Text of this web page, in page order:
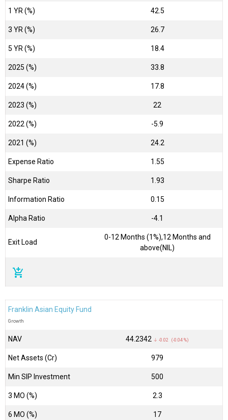
1 YR (%) 42.5
3 YR (%) 26.7
5 YR (%) 18.4
2025 (%) 33.8
2024 (%) 17.8
2023 (%) 22
2022 (%) -5.9
2021 (%) 24.2
Expense Ratio 1.55
Sharpe Ratio 1.93
Information Ratio 0.15
Alpha Ratio -4.1
Exit Load
0-12 Months (1%),12 Months and
above(NIL)
add_shopping_cart
Franklin Asian Equity Fund
Growth
NAV ₹44.2342 ↓ -0.02 (-0.04 %)
Net Assets (Cr) ₹979
Min SIP Investment 500
3 MO (%) 2.3
6 MO (%) 17